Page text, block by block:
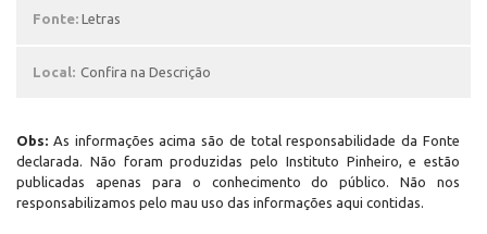
Fonte: Letras
Local: Confira na Descrição
Obs: As informações acima são de total responsabilidade da Fonte
declarada. Não foram produzidas pelo Instituto Pinheiro, e estão
publicadas apenas para o conhecimento do público. Não nos
responsabilizamos pelo mau uso das informações aqui contidas.